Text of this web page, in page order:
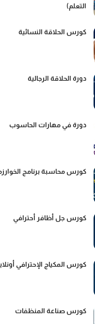
التعلم)
كورس الحلاقة النسائية
دورة الحلاقة الرجالية
دورة في مهارات الحاسوب
كورس محاسبة برنامج الخوارزمي
كورس جل أظافر أحترافي
كورس المكياج الإحترافي أونلاين
كورس صناعة المنظفات